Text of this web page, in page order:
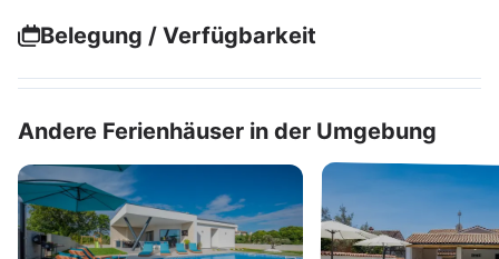
Belegung / Verfügbarkeit
Andere Ferienhäuser in der Umgebung